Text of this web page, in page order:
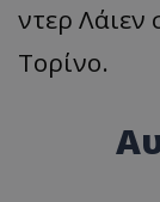
ντερ Λάιεν
Τορίνο.